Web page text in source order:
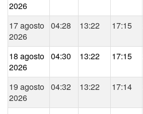
2026
17 agosto
2026
04:28 13:22 17:15
18 agosto
2026
04:30 13:22 17:15
19 agosto
2026
04:32 13:22 17:14